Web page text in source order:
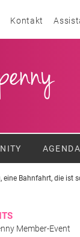
Header
Kontakt
AGENDA
eine Bahnfahrt, die ist
Member-Event